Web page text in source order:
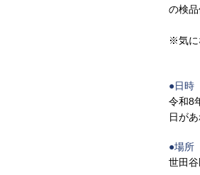
の検
※気に
●日時
令和8
日が
●場所
世田